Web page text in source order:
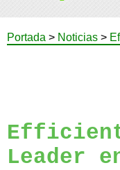
Portada > Noticias >
Leader